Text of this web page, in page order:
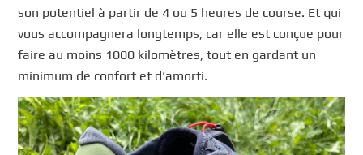
son potentiel à partir de 4 ou 5 heures de course. Et qui
vous accompagnera longtemps, car elle est conçue pour
faire au moins 1000 kilomètres, tout en gardant un
minimum de confort et d’amorti.